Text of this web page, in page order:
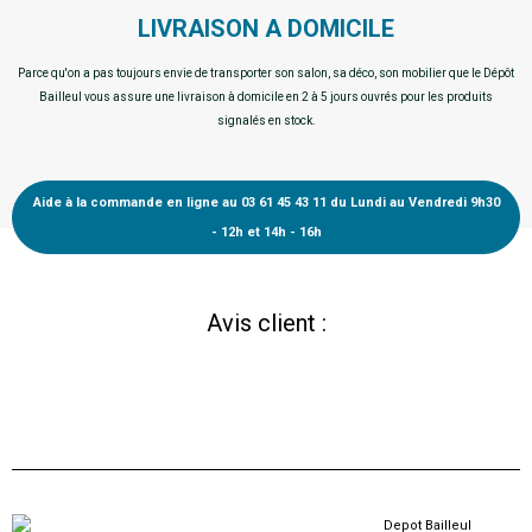
LIVRAISON A DOMICILE
Parce qu'on a pas toujours envie de transporter son salon, sa déco, son mobilier que le Dépôt
Bailleul vous assure une livraison à domicile en 2 à 5 jours ouvrés pour les produits
signalés en stock.
Aide à la commande en ligne au 03 61 45 43 11 du Lundi au Vendredi 9h30
- 12h et 14h - 16h
Avis client :